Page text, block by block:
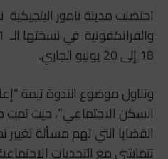
احتضنت مدينة نامور
18 إلى 20 يونيو الجاري.
وتناول موضوع الندوة تيمة
السكن الاجتماعي”، حيث
القضايا التي تهم مسألة
تتماشى مع التحديات